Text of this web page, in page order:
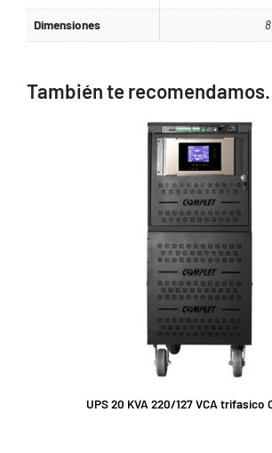
Dimensiones
También te
UPS 20 KVA 220/127 VCA trifasico